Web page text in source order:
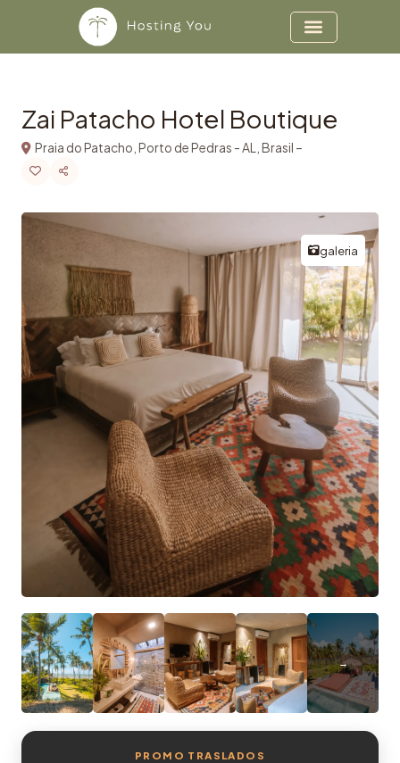
Ir para o conteúdo
Zai Patacho Hotel Boutique
Praia do Patacho, Porto de Pedras - AL, Brasil –
galeria
PROMO TRASLADOS